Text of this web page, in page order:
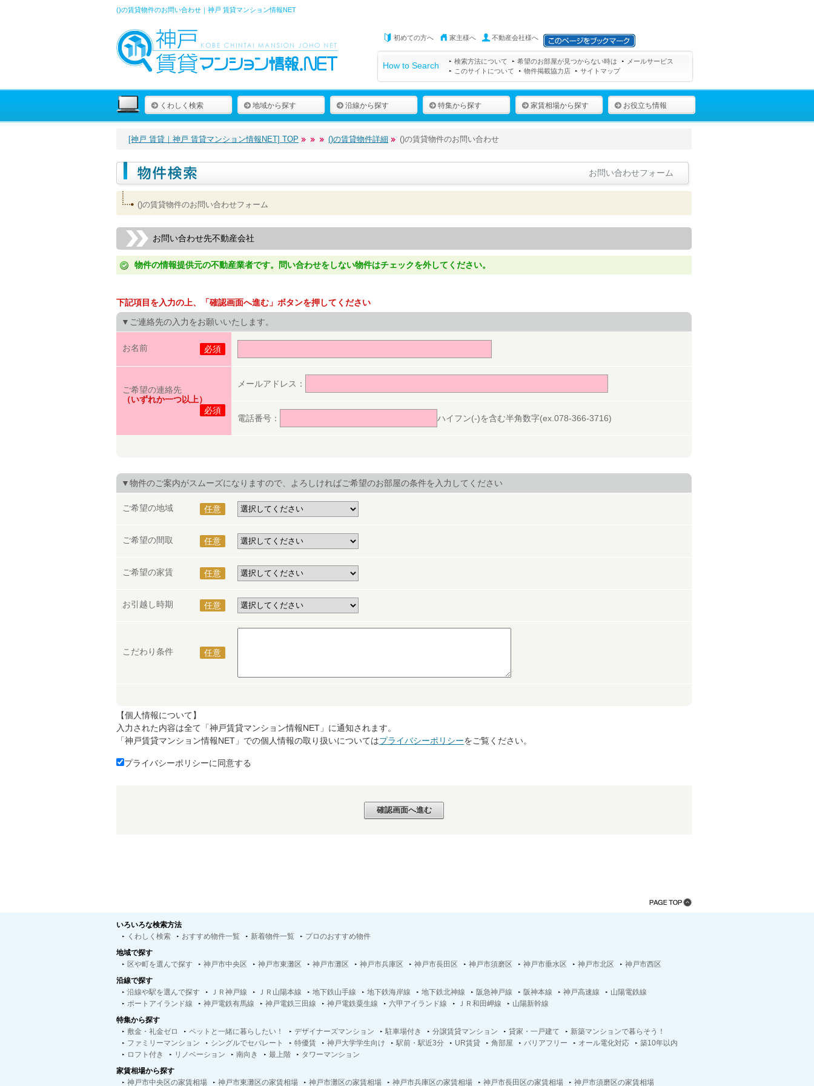
()の賃貸物件のお問い合わせ｜神戸 賃貸マンション情報NET
初めての方へ 家主様へ 不動産会社様へ
How to Search 検索方法について 希望のお部屋が見つからない時は
メールサービス
このサイトについて
物件掲載協力店 サイトマップ
くわしく検索 地域から探す 沿線から探す 特集から探す 家賃相場から探す お役立ち情報
[神戸 賃貸｜神戸 賃貸マンション情報NET] TOP ()の賃貸物件詳細 ()の賃貸物件のお問い合わせ
お問い合わせフォーム
()の賃貸物件のお問い合わせフォーム
お問い合わせ先不動産会社
物件の情報提供元の不動産業者です。問い合わせをしない物件はチェックを外してください。
下記項目を入力の上、「確認画面へ進む」ボタンを押してください
▼ご連絡先の入力をお願いいたします。
お名前 必須
ご希望の連絡先
（いずれか一つ以上）
必須
メールアドレス：
電話番号： ハイフン(-)を含む半角数字(ex.078-366-3716)
▼物件のご案内がスムーズになりますので、よろしければご希望のお部屋の条件を入力してください
ご希望の地域 任意
ご希望の間取 任意
ご希望の家賃 任意
お引越し時期 任意
こだわり条件 任意
【個人情報について】
入力された内容は全て「神戸賃貸マンション情報NET」に通知されます。
「神戸賃貸マンション情報NET」での個人情報の取り扱いについてはプライバシーポリシーをご覧ください。
プライバシーポリシーに同意する
いろいろな検索方法
くわしく検索
おすすめ物件一覧 新着物件一覧
プロのおすすめ物件
地域で探す
区や町を選んで探す
神戸市中央区 神戸市東灘区 神戸市灘区 神戸市兵庫区 神戸市長田区 神戸市須磨区 神戸市垂水区 神戸市北区
神戸市西区
沿線で探す
沿線や駅を選んで探す
ＪＲ神戸線 ＪＲ山陽本線 地下鉄山手線 地下鉄海岸線 地下鉄北神線 阪急神戸線 阪神本線 神戸高速線
山陽電鉄線
ポートアイランド線
神戸電鉄有馬線 神戸電鉄三田線 神戸電鉄粟生線 六甲アイランド線 ＪＲ和田岬線
山陽新幹線
特集から探す
敷金・礼金ゼロ
ペットと一緒に暮らしたい！ デザイナーズマンション 駐車場付き 分譲賃貸マンション 貸家・一戸建て
新築マンションで暮らそう！
ファミリーマンション
シングルでセパレート 特優賃 神戸大学学生向け 駅前・駅近3分 UR賃貸 角部屋 バリアフリー オール電化対応
築10年以内
ロフト付き
リノベーション 南向き 最上階
タワーマンション
家賃相場から探す
神戸市中央区の家賃相場
神戸市東灘区の家賃相場 神戸市灘区の家賃相場 神戸市兵庫区の家賃相場 神戸市長田区の家賃相場 神戸市須磨区の家賃相場